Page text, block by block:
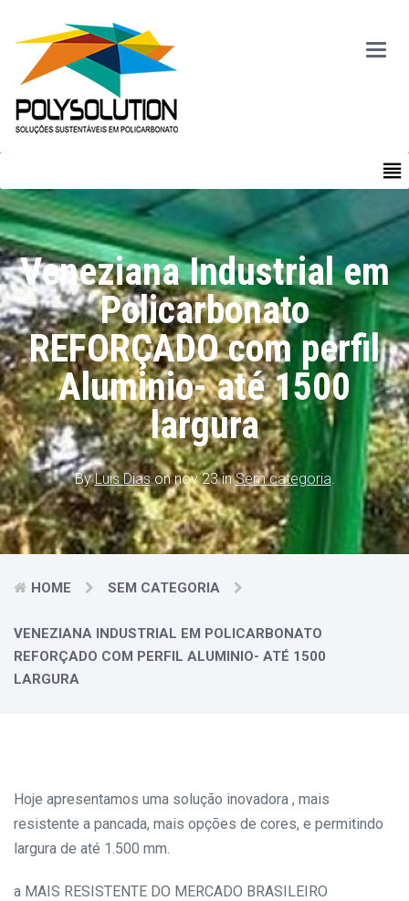
Main
Veneziana Industrial em
Policarbonato
REFORÇADO com perfil
Aluminio- até 1500
largura
ByLuis Diason nov 23 inSem categoria.
HOME SEM CATEGORIA
VENEZIANA INDUSTRIAL EM POLICARBONATO
REFORÇADO COM PERFIL ALUMINIO- ATÉ 1500
LARGURA
Hoje apresentamos uma solução inovadora , mais
resistente a pancada, mais opções de cores, e permitindo
largura de até 1.500 mm.
a MAIS RESISTENTE DO MERCADO BRASILEIRO